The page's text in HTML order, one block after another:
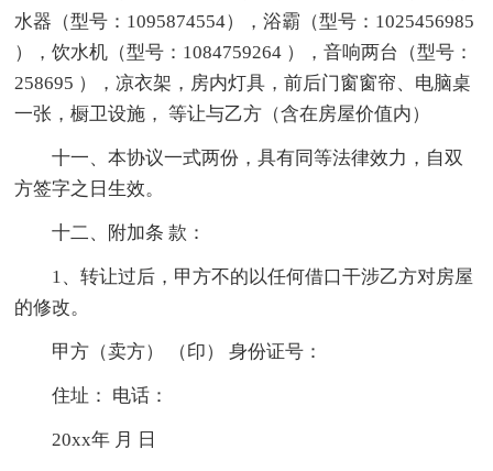
水器（型号：1095874554），浴霸（型号：1025456985
），饮水机（型号：1084759264 ），音响两台（型号：
258695 ），凉衣架，房内灯具，前后门窗窗帘、电脑桌
一张，橱卫设施， 等让与乙方（含在房屋价值内）
十一、本协议一式两份，具有同等法律效力，自双
方签字之日生效。
十二、附加条 款：
1、转让过后，甲方不的以任何借口干涉乙方对房屋
的修改。
甲方（卖方） （印） 身份证号：
住址： 电话：
20xx年 月 日